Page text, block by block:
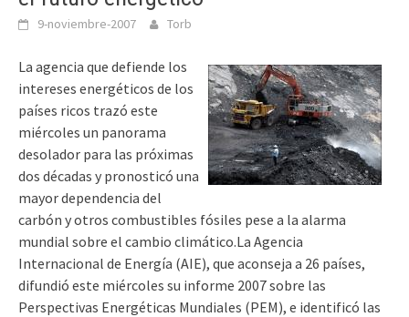
9-noviembre-2007 Torb
La agencia que defiende los
intereses energéticos de los
países ricos trazó este
miércoles un panorama
desolador para las próximas
dos décadas y pronosticó una
mayor dependencia del
carbón y otros combustibles fósiles pese a la alarma
mundial sobre el cambio climático.La Agencia
Internacional de Energía (AIE), que aconseja a 26 países,
difundió este miércoles su informe 2007 sobre las
Perspectivas Energéticas Mundiales (PEM), e identificó las